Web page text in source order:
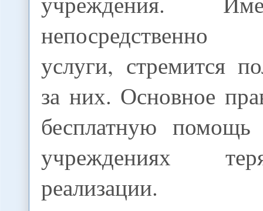
непосредственно
услуги, стремится
за них. Основное
бесплатную
учреждениях
реализации.